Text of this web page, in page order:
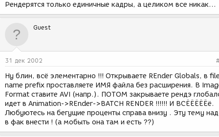
Рендерятся только единичные кадры, а целиком все никак...
Guest
31 дек 2002
Ну блин, всё элементарно !!! Открываете REnder Globals, в
name prefix проставляете ИМЯ файла без расширения. В
Format ставите AVI (напр.). ПОТОМ закрываете рендэ
идет в Animation->REnder->BATCH RENDER !!!!!! И ВСЁЁЁЁЁё.
Любуютесь на бегущие проценты справа внизу . Эту тему
в фак внести ! (а мобыть она там и есть ??)